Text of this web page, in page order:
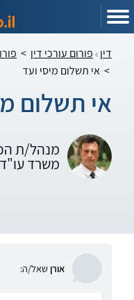
דין פורום עורכי דין >
> אי תשלום מיסי ועד
אי תשלום
מנהל/ת
משרד עו"ד
אורןשאל/ה: